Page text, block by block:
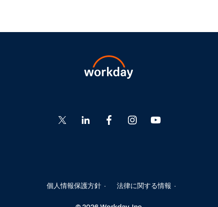
Go
to
to
Go
to
Go
to
to
個人情報保護方針 法律に関する情報